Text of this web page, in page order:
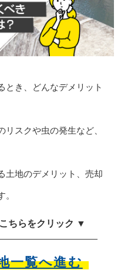
とき、どんなデメリット
スクや虫の発生など、
土地のデメリット、売却
ちらをクリック ▼
一覧へ進む